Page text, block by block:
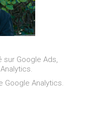
sur Google Ads,
Google Analytics.